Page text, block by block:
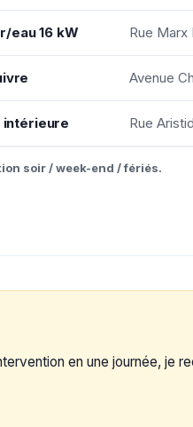
eau 16 kW Rue Marx
Avenue
intérieure Rue
soir / week-end / fériés.
en une journée, je